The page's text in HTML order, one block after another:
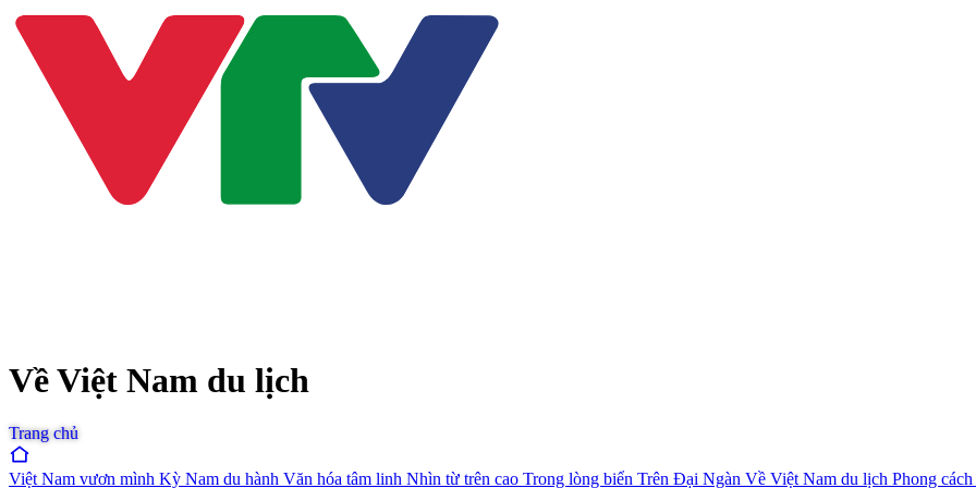
Về Việt Nam du lịch
Trang chủ
Việt Nam vươn mình Kỳ Nam du hành Văn hóa tâm linh Nhìn từ trên cao Trong lòng biển Trên Đại Ngàn Về Việt Nam du lịch Phong